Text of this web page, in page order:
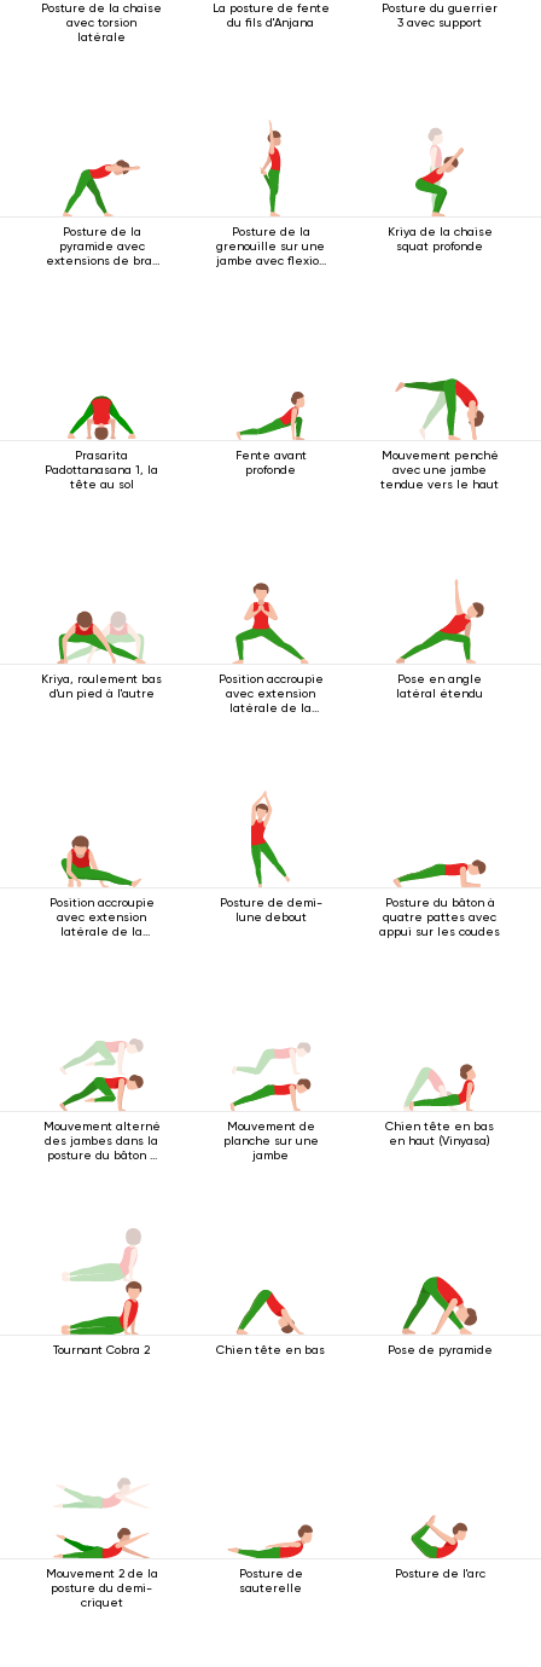
Posture de la chaise
avec torsion
latérale
La posture de fente
du fils d'Anjana
Posture du guerrier
3 avec support
Posture de la
pyramide avec
extensions de bras
Posture de la
grenouille sur une
jambe avec flexion
Kriya de la chaise
squat profonde
Prasarita
Padottanasana 1, la
tête au sol
Fente avant
profonde
Mouvement penché
avec une jambe
tendue vers le haut
Kriya, roulement bas
d'un pied à l'autre
Position accroupie
avec extension
latérale de la
Pose en angle
latéral étendu
Position accroupie
avec extension
latérale de la
Posture de demi-
lune debout
Posture du bâton à
quatre pattes avec
appui sur les coudes
Mouvement alterné
des jambes dans la
posture du bâton à
Mouvement de
planche sur une
jambe
Chien tête en bas
en haut (Vinyasa)
Tournant Cobra 2 Chien tête en bas Pose de pyramide
Mouvement 2 de la
posture du demi-
criquet
Posture de
sauterelle
Posture de l'arc